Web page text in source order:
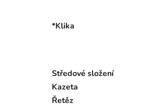
*Klika
Středové složení
Kazeta
Řetěz